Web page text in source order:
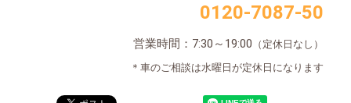
0120-7087-50
営業時間：7:30～19:00 （定休日なし）
＊車のご相談は水曜日が定休日になります